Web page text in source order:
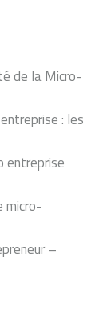
de la Micro-
: les
entreprise
micro-
–